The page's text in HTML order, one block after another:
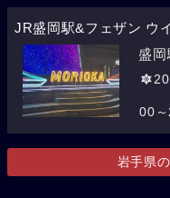
JR盛岡駅&フェザン ウ
盛岡
00
岩手県